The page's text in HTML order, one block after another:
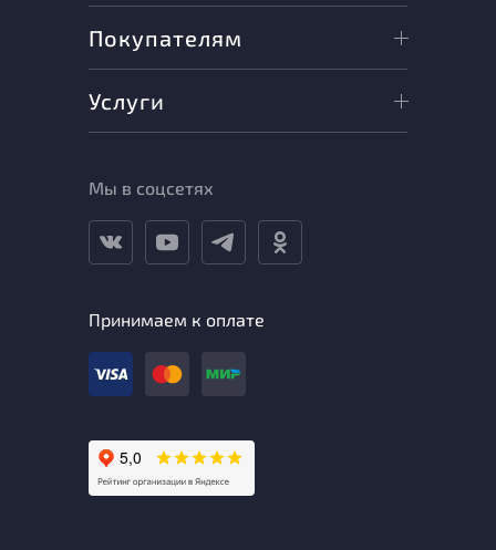
Покупателям
Услуги
Мы в соцсетях
Принимаем к оплате